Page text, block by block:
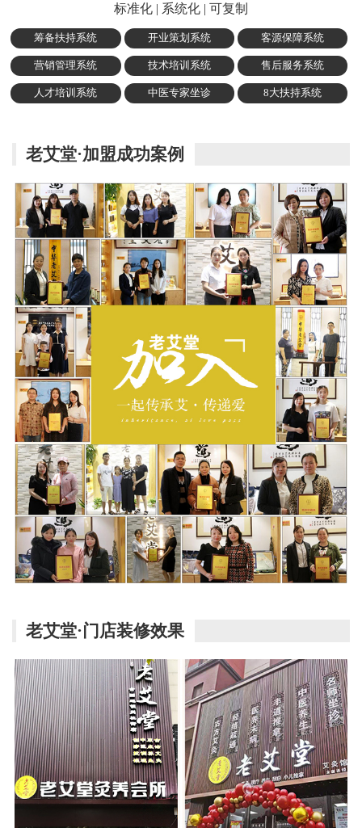
标准化 | 系统化 | 可复制
筹备扶持系统 开业策划系统 客源保障系统
营销管理系统 技术培训系统 售后服务系统
人才培训系统 中医专家坐诊 8大扶持系统
老艾堂·加盟成功案例
老艾堂·门店装修效果